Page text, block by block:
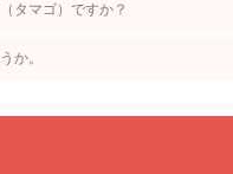
タマゴ）ですか？
か。